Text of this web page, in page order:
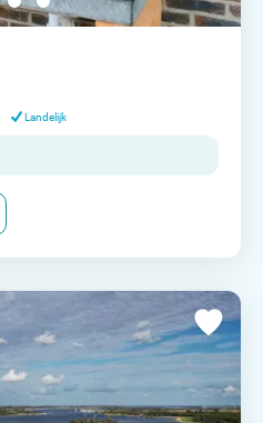
Landelijk